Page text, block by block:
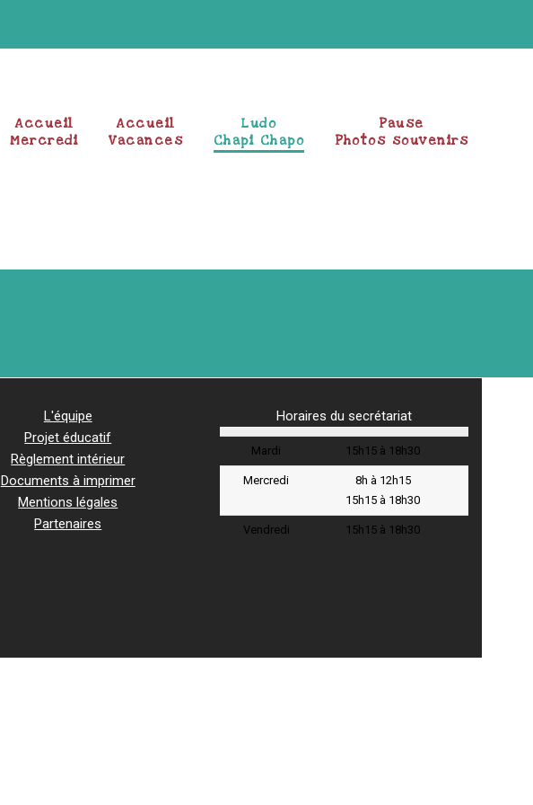
Accueil
Mercredi
Accueil
Vacances
Ludo
Chapi Chapo
Pause
Photos souvenirs
L'équipe
Projet éducatif
Règlement intérieur
Documents à imprimer
Mentions légales
Partenaires
Horaires du secrétariat
Mardi 15h15 à 18h30
Mercredi
8h à 12h15
15h15 à 18h30
Vendredi 15h15 à 18h30